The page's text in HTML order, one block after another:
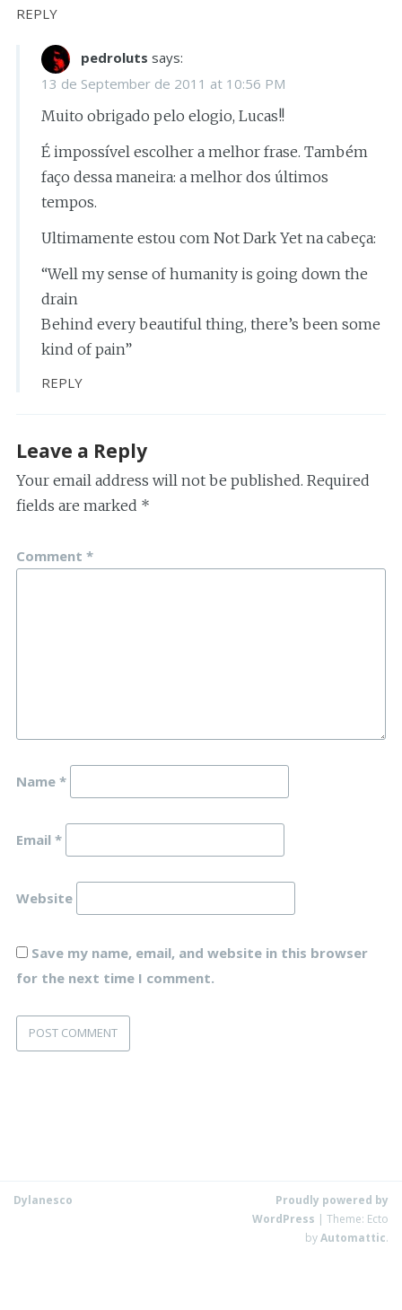
REPLY
pedroluts says:
13 de September de 2011 at 10:56 PM
Muito obrigado pelo elogio, Lucas!!
É impossível escolher a melhor frase. Também
faço dessa maneira: a melhor dos últimos
tempos.
Ultimamente estou com Not Dark Yet na cabeça:
“Well my sense of humanity is going down the
drain
Behind every beautiful thing, there’s been some
kind of pain”
REPLY
Leave a Reply
Your email address will not be published. Required
fields are marked *
Comment *
Name *
Email *
Website
Save my name, email, and website in this browser
for the next time I comment.
Dylanesco
Proudly powered by
WordPress | Theme: Ecto
byAutomattic.